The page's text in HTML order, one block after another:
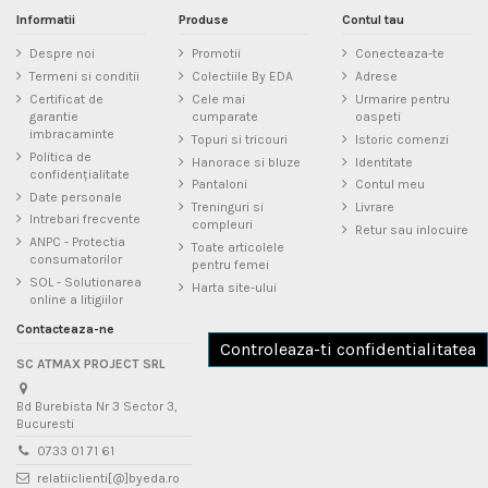
zi din Romania
superioara , pe care-l vei putea purta cu mandrie si placere zi de zi!
de catre curier, inclus in costul de livrare
- PayPal (pentru comenzi in €), fara comision sau taxe suplimentare
Informatii
Despre noi
Termeni si conditii
Certificat de
garantie
imbracaminte
Politica de
confidențialitate
Date personale
Intrebari frecvente
ANPC - Protectia
consumatorilor
SOL - Solutionarea
online a litigiilor
Produse
Promotii
Colectiile By EDA
Cele mai
cumparate
Topuri si tricouri
Hanorace si bluze
Pantaloni
Treninguri si
compleuri
Toate articolele
pentru femei
Harta site-ului
Contul tau
Conecteaza-te
Adrese
Urmarire pentru
oaspeti
Istoric comenzi
Identitate
Contul meu
Livrare
Retur sau inlocuire
Contacteaza-ne
SC ATMAX PROJECT SRL
Bd Burebista Nr 3 Sector 3,
Bucuresti
0733 01 71 61
relatiiclienti[@]byeda.ro
Controleaza-ti confidentialitatea